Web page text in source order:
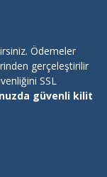
Ödemeler
gerçeleştirilir
SSL
güvenli kilit